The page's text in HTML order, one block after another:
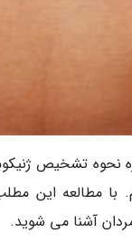
نحوه تشخیص
آشنا می شوید.